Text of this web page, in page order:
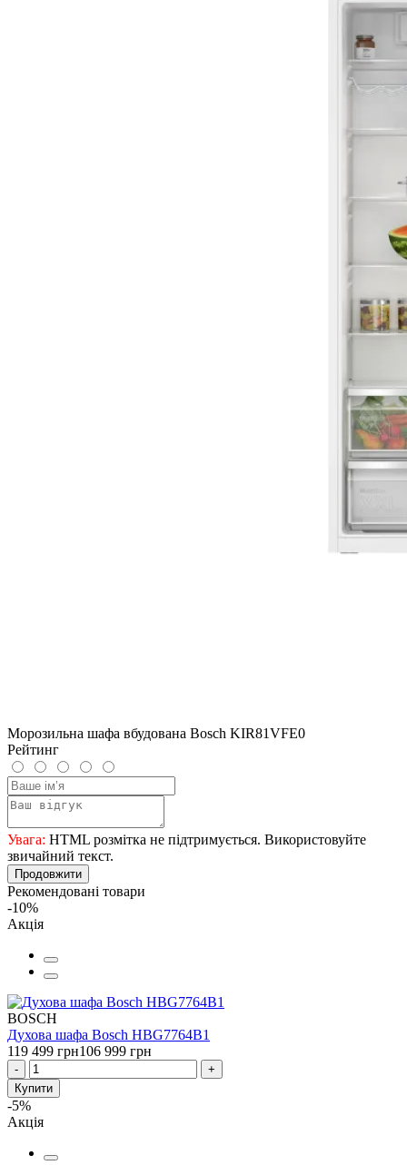
Морозильна шафа вбудована Bosch KIR81VFE0
Рейтинг
Увага: HTML розмітка не підтримується. Використовуйте
звичайний текст.
Продовжити
Рекомендовані товари
-10%
Акція
BOSCH
Духова шафа Bosch HBG7764B1
119 499 грн106 999 грн
-
+
Купити
-5%
Акція